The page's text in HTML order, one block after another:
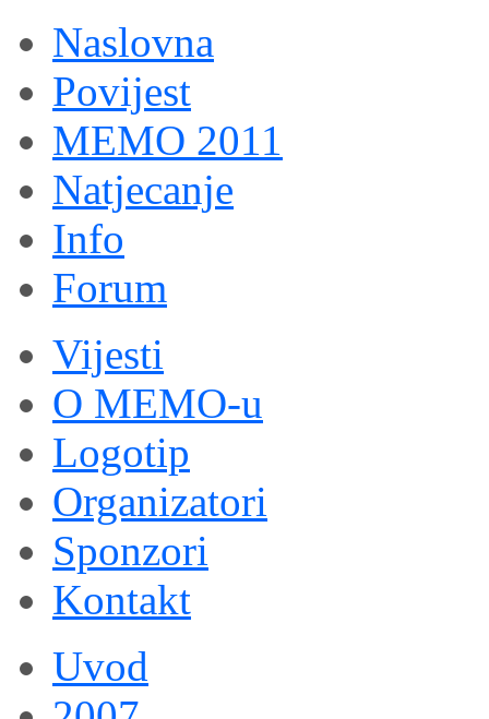
Naslovna
Povijest
MEMO 2011
Natjecanje
Info
Forum
Vijesti
O MEMO-u
Logotip
Organizatori
Sponzori
Kontakt
Uvod